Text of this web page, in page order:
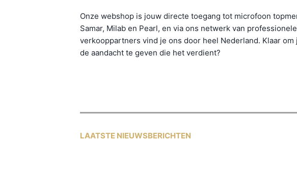
Onze webshop is jouw directe toegang tot microfoon
Samar, Milab en Pearl, en via ons netwerk van professionele
verkooppartners vind je ons door heel Nederland. Klaar om
de aandacht te geven die het verdient?
LAATSTE NIEUWSBERICHTEN